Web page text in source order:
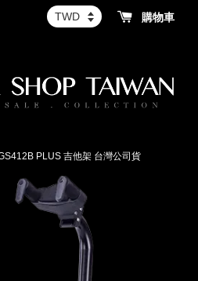
購物車
PLUS 吉他架 台灣公司貨